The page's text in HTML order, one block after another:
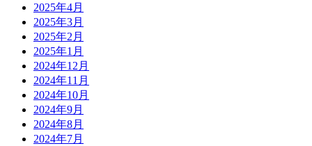
2025年4月
2025年3月
2025年2月
2025年1月
2024年12月
2024年11月
2024年10月
2024年9月
2024年8月
2024年7月